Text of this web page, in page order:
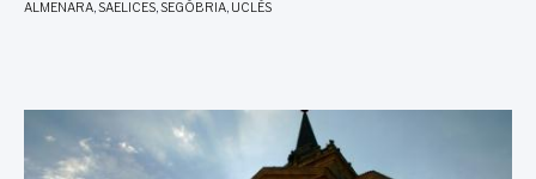
ALMENARA SAELICES SEGÓBRIA UCLÉS